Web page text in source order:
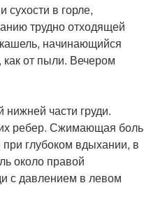
в горле,
трудно отходящей
начинающийся
от пыли. Вечером
нижней части груди.
ребер. Сжимающая боль
глубоком вдыхании, в
около правой
с давлением в левом